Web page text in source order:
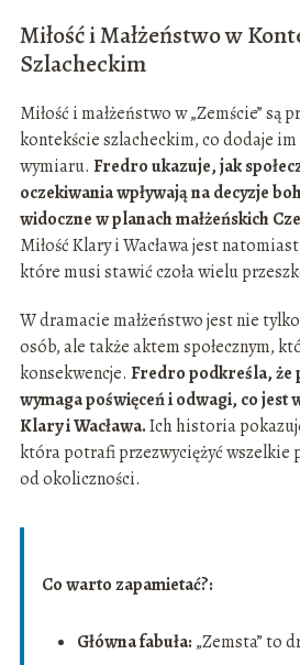
Miłość i Małżeństwo w
Szlacheckim
Miłość i małżeństwo w „Zemście” są
kontekście szlacheckim, co dodaje
wymiaru. Fredro ukazuje, jak
oczekiwania wpływają na decyzje
widoczne w planach małżeńskich
Miłość Klary i Wacława jest
które musi stawić czoła wielu
W dramacie małżeństwo jest nie
osób, ale także aktem społecznym,
konsekwencje. Fredro podkreśla, że
wymaga poświęceń i odwagi, co jest
Klary i Wacława.Ich historia
która potrafi przezwyciężyć wszelkie
od okoliczności.
Co warto zapamietać?:
Główna fabuła: „Zemsta” to